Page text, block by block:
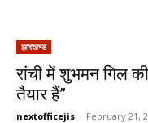
झारखण्ड
रांची में शुभमन गिल
तैयार हैं”
nextofficejis - February 21,